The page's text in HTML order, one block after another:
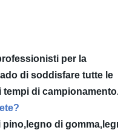
per la
di soddisfare tutte le
di
di